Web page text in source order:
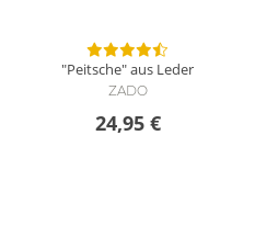
"Peitsche" aus Leder
ZADO
24,95 €